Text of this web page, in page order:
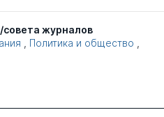
журналов
Политика и общество